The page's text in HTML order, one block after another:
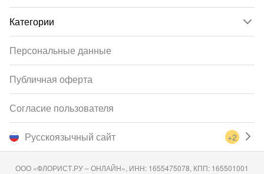
Категории
Русскоязычный сайт +2
Персональные данные
Публичная оферта
Согласие пользователя
ООО «ФЛОРИСТ.РУ – ОНЛАЙН», ИНН: 1655475078, КПП: 165501001